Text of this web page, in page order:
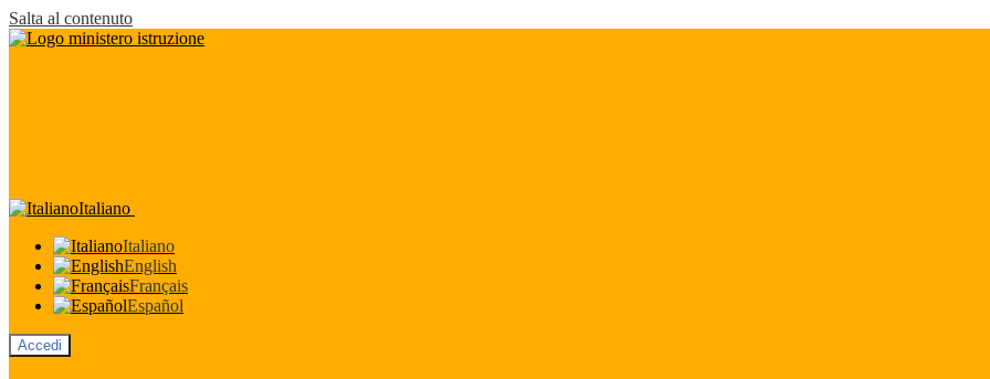
Salta al contenuto
Italiano
Italiano
English
Français
Español
Accedi